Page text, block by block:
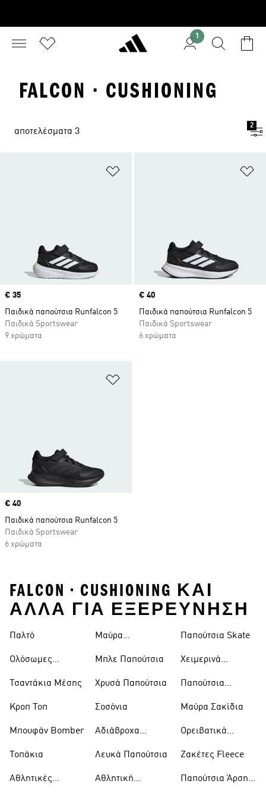
1
FALCON · CUSHIONING
αποτελέσματα 3
2
Προσθήκη στη Λίστα Επιθυμιών
Price
€ 35
Παιδικά παπούτσια Runfalcon 5
Παιδικά Sportswear
9 χρώματα
Price
€ 40
Παιδικά παπούτσια Runfalcon 5
Παιδικά Sportswear
6 χρώματα
Price
€ 40
Παιδικά παπούτσια Runfalcon 5
Παιδικά Sportswear
6 χρώματα
FALCON • CUSHIONING ΚΑΙ
ΑΛΛΑ ΓΙΑ ΕΞΕΡΕΥΝΗΣΗ
Παλτό
Ολόσωμες
Τσαντάκια Μέσης
Κροπ Τοπ
Μπουφάν Bomber
Τοπάκια
Αθλητικές
Μαύρα
Μπλε Παπούτσια
Χρυσά Παπούτσια
Σοσόνια
Αδιάβροχα
Λευκά Παπούτσια
Αθλητική
Παπούτσια Skate
Χειμερινά
Παπούτσια
Μαύρα Σακίδια
Ορειβατικά
Ζακέτες Fleece
Παπούτσια Άρσης